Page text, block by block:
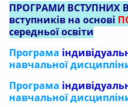
ПРОГРАМИ ВСТУПНИХ
вступників на основі
середньої освіти
Програма
навчальної
Програма
навчальної